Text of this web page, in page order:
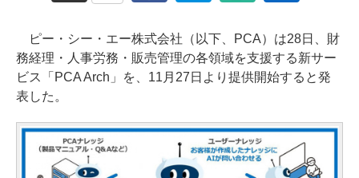
ピー・シー・エー株式会社（以下、PCA）は28日、財
務経理・人事労務・販売管理の各領域を支援する新サー
ビス「PCA Arch」を、11月27日より提供開始すると発
表した。